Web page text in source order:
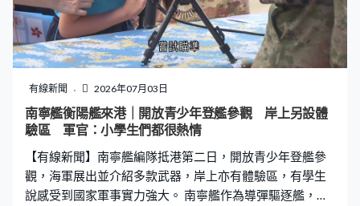
姐：「遠了很多，如果是這樣，我們不會選擇這間學校。
（其實學校好像剛剛今年收生都足夠？）是的，收爆的。
（學校本身有甚麼徵兆會合併？）我們完全不知，它出通
告我們才知道。」 馬鞍山信義學校家長方先生：「那你要
轉校，當然到時看看甚麼情況，看看需不需要再轉校，轉
回本邨，現在就是討論這個問題，現在家人都未決定。」
馬鞍山信義學校日前發通告給家長通知合併一事，稱希望
質素。學校現任校長簡淑菁將調任為禾輋信
有線新聞 2026年07月03日
南寧艦衡陽艦來港｜開放青少年登艦參觀 岸上另設體
驗區 軍官：小學生們都很熱情
【有線新聞】南寧艦編隊抵港第二日，開放青少年登艦參
觀，海軍展出並介紹多款武器，岸上亦有體驗區，有學生
說感受到國家軍事實力強大。 南寧艦作為導彈驅逐艦，參